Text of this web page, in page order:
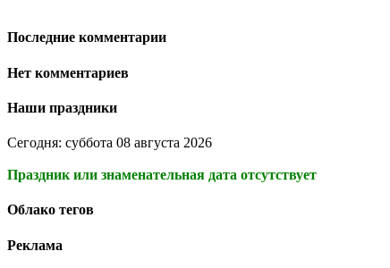
Последние комментарии
Нет комментариев
Наши праздники
Сегодня: суббота 08 августа 2026
Праздник или знаменательная дата отсутствует
Облако тегов
Реклама